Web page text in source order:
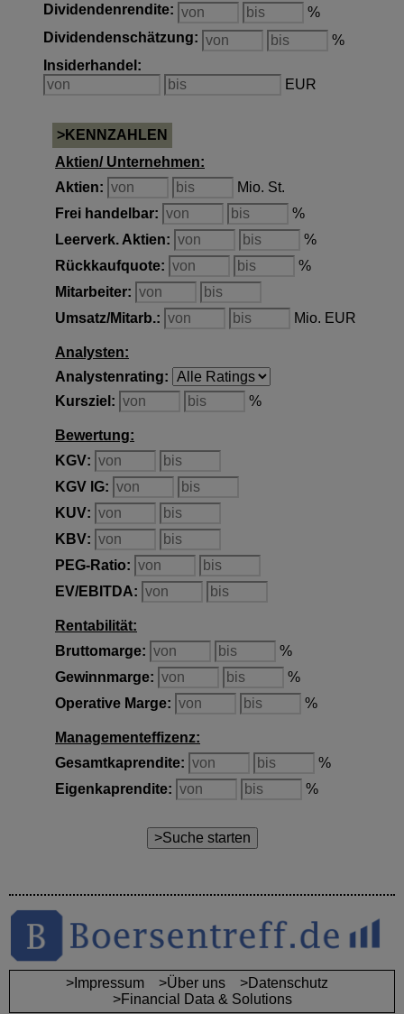
Dividendenrendite:
%
Dividendenschätzung:
%
Insiderhandel :
EUR
>KENNZAHLEN
Aktien/ Unternehmen:
Aktien:
Mio. St.
Frei handelbar:
%
Leerverk. Aktien:
%
Rückkaufquote:
%
Mitarbeiter:
Umsatz/Mitarb.: Mio. EUR
Analysten:
Analystenrating:
Kursziel : %
Bewertung:
KGV:
KGV lG:
KUV:
KBV:
PEG-Ratio:
EV/EBITDA:
Rentabilität:
Bruttomarge:
%
Gewinnmarge:
%
Operative Marge: %
Managementeffizenz:
Gesamtkaprendite:
%
Eigenkaprendite: %
>Impressum >Über uns
>Datenschutz
>Financial Data & Solutions